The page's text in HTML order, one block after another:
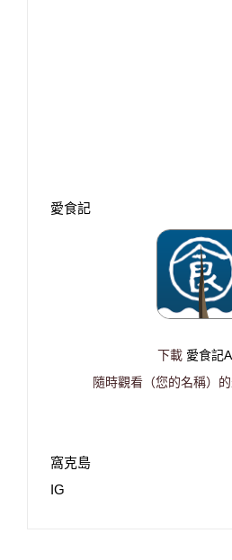
愛食記
下載 愛食記
隨時觀看（您的名稱）
窩克島
IG